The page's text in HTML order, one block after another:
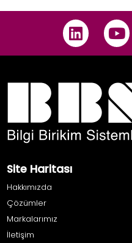
Site Haritası
Hakkımızda
Çözümler
Markalarımız
İletişim